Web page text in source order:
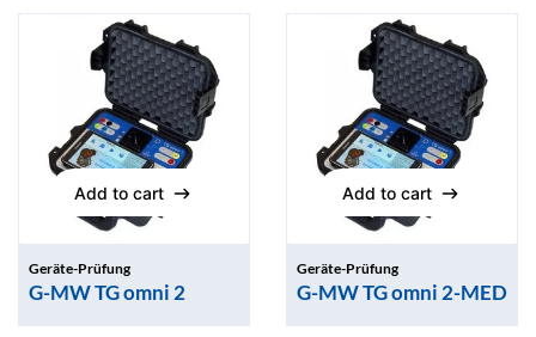
Add to cart
Add to cart
Geräte-Prüfung
G-MW TG omni 2
Add to cart
Add to cart
Geräte-Prüfung
G-MW TG omni 2-MED